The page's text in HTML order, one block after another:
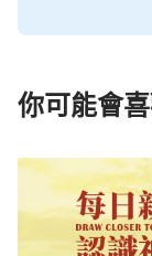
你可能會